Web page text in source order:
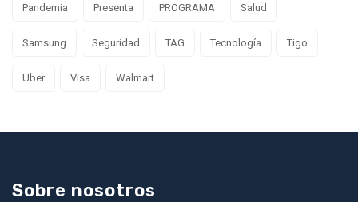
Pandemia Presenta PROGRAMA Salud
Samsung Seguridad TAG Tecnología Tigo
Uber Visa Walmart
Sobre nosotros